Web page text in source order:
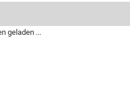
geladen ...